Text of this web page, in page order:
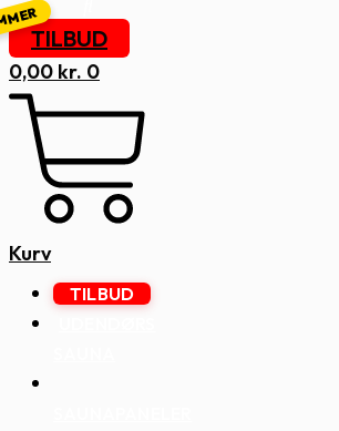
TILBUD
0,00 kr. 0
Kurv
TILBUD